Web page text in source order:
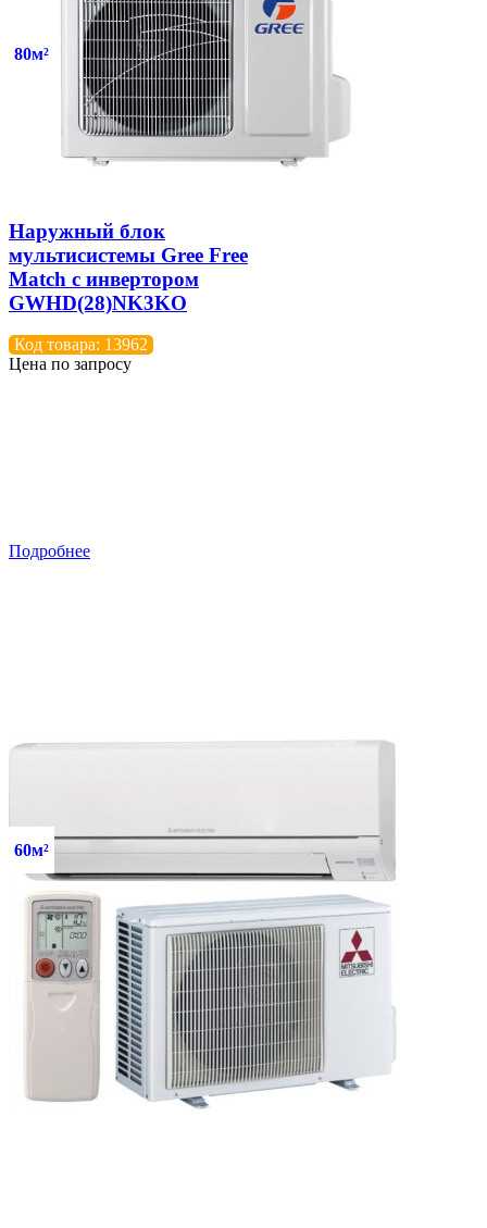
80м²
Наружный блок
мультисистемы Gree Free
Match с инвертором
GWHD(28)NK3KO
Код товара: 13962
Цена по запросу
Подробнее
60м²